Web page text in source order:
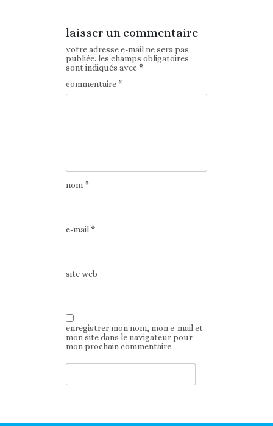
laisser un commentaire
votre adresse e-mail ne sera pas
publiée. les champs obligatoires
sont indiqués avec*
commentaire*
nom*
e-mail*
site web
enregistrer mon nom, mon e-mail et
mon site dans le navigateur pour
mon prochain commentaire.